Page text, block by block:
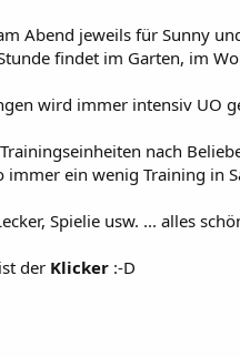
Abend jeweils für Sunny
findet im Garten, im
wird immer intensiv UO
nach
ein wenig Training in
Spielie usw. ... alles
der Klicker :-D